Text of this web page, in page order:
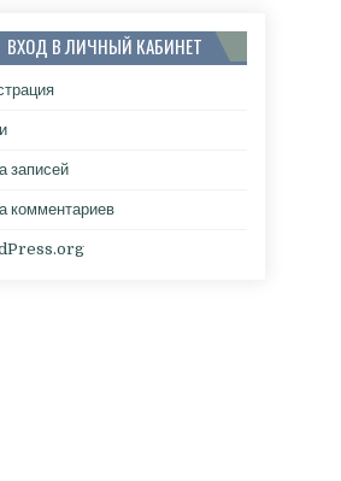
УТТ» СЛУЖИТ МИРНЫМ ЦЕЛЯМ В ЖИРНОВСКОМ
СОТРУДНИКАМИ ОСФР ПРИНЯЛИ УЧАСТИЕ В
ВХОД В ЛИЧНЫЙ КАБИНЕТ
записей
комментариев